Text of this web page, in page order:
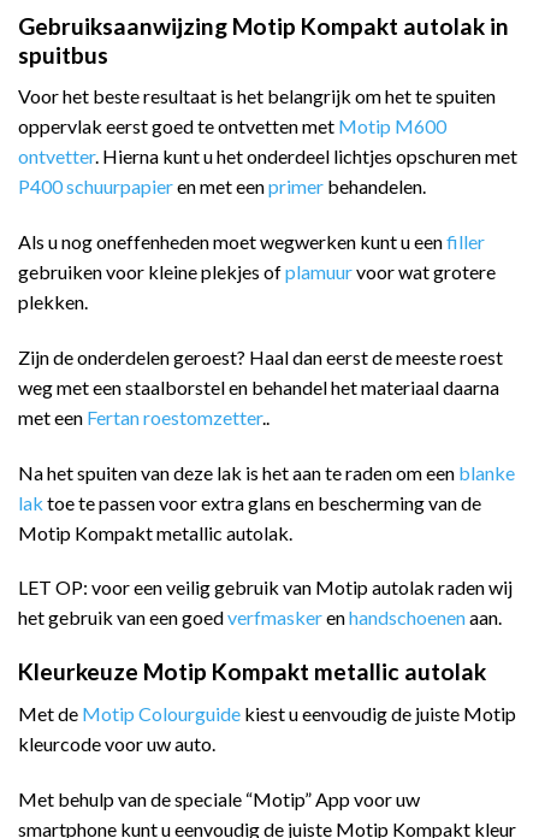
Gebruiksaanwijzing Motip Kompakt autolak in
spuitbus
Voor het beste resultaat is het belangrijk om het te spuiten
oppervlak eerst goed te ontvetten met Motip M600
ontvetter. Hierna kunt u het onderdeel lichtjes opschuren met
P400 schuurpapieren met eenprimer behandelen.
Als u nog oneffenheden moet wegwerken kunt u eenfiller
gebruiken voor kleine plekjes ofplamuurvoor wat grotere
plekken.
Zijn de onderdelen geroest? Haal dan eerst de meeste roest
weg met een staalborstel en behandel het materiaal daarna
met een Fertan roestomzetter..
Na het spuiten van deze lak is het aan te raden om een blanke
lak toe te passen voor extra glans en bescherming van de
Motip Kompakt metallic autolak.
LET OP: voor een veilig gebruik van Motip autolak raden wij
het gebruik van een goedverfmaskerenhandschoenenaan.
Kleurkeuze Motip Kompakt metallic autolak
Met de Motip Colourguide kiest u eenvoudig de juiste Motip
kleurcode voor uw auto.
Met behulp van de speciale “Motip” App voor uw
smartphone kunt u eenvoudig de juiste Motip Kompakt kleur